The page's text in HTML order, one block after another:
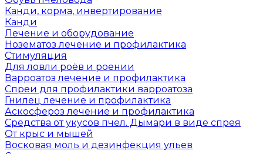
Канди, корма, инвертирование
Канди
Лечение и оборудование
Нозематоз лечение и профилактика
Стимуляция
Для ловли роёв и роении
Варроатоз лечение и профилактика
Спреи для профилактики варроатоза
Гнилец лечение и профилактика
Аскосфероз лечение и профилактика
Средства от укусов пчел. Дымари в виде спрея
От крыс и мышей
Восковая моль и дезинфекция ульев